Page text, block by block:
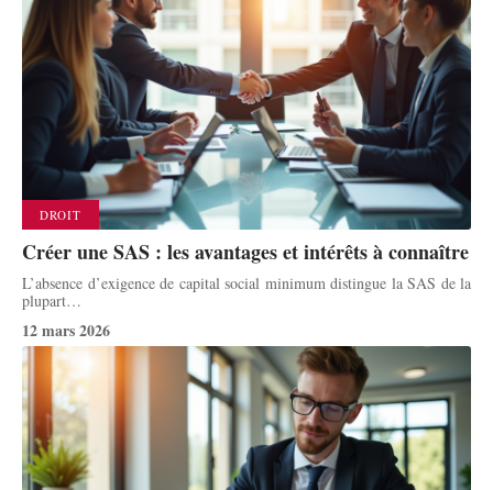
DROIT
Créer une SAS : les avantages et intérêts à connaître
L’absence d’exigence de capital social minimum distingue la SAS de la
plupart…
12 mars 2026